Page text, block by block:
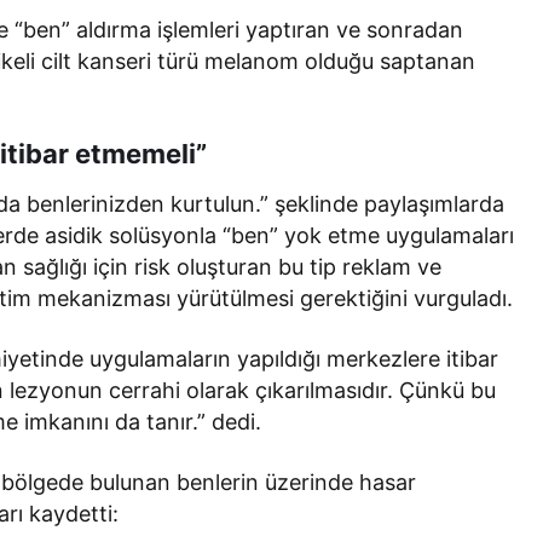
aldırma işlemleri yaptıran ve sonradan
cilt kanseri türü melanom olduğu saptanan
etmemeli”
benlerinizden kurtulun.” şeklinde paylaşımlarda
asidik solüsyonla “ben” yok etme uygulamaları
sağlığı için risk oluşturan bu tip reklam ve
mekanizması yürütülmesi gerektiğini vurguladı.
uygulamaların yapıldığı merkezlere itibar
cerrahi olarak çıkarılmasıdır. Çünkü bu
da tanır.” dedi.
bulunan benlerin üzerinde hasar
kaydetti: